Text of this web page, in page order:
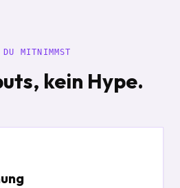
DU MITNIMMST
kein Hype.